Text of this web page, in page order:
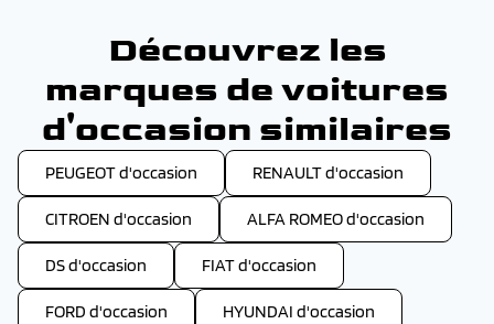
Découvrez les
marques de voitures
d'occasion similaires
PEUGEOT d'occasion RENAULT d'occasion
CITROEN d'occasion ALFA ROMEO d'occasion
DS d'occasion FIAT d'occasion
FORD d'occasion HYUNDAI d'occasion